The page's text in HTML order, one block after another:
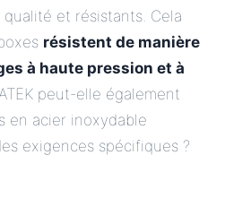
et résistants. Cela
résistent de manière
à haute pression et à
peut-elle également
en acier inoxydable
exigences spécifiques ?